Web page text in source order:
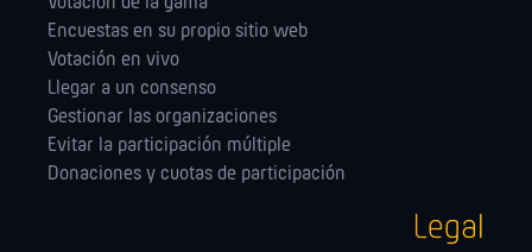
Encuestas en su propio sitio web
Votación en vivo
Llegar a un consenso
Gestionar las orga­nizaciones
Evitar la participación múltiple
Donaciones y cuotas de participación
Legal